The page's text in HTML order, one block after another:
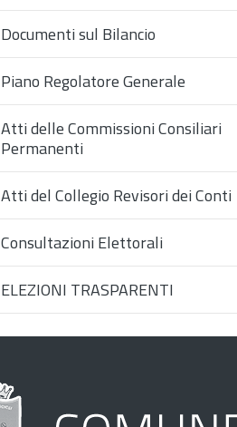
Documenti sul Bilancio
Piano Regolatore Generale
Atti delle Commissioni Consiliari
Permanenti
Atti del Collegio Revisori dei Conti
Consultazioni Elettorali
ELEZIONI TRASPARENTI